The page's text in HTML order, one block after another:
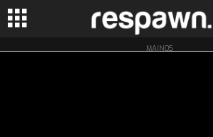
R
MAINOS